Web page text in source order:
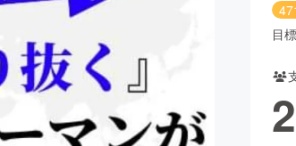
ビューティー・ヘ
目